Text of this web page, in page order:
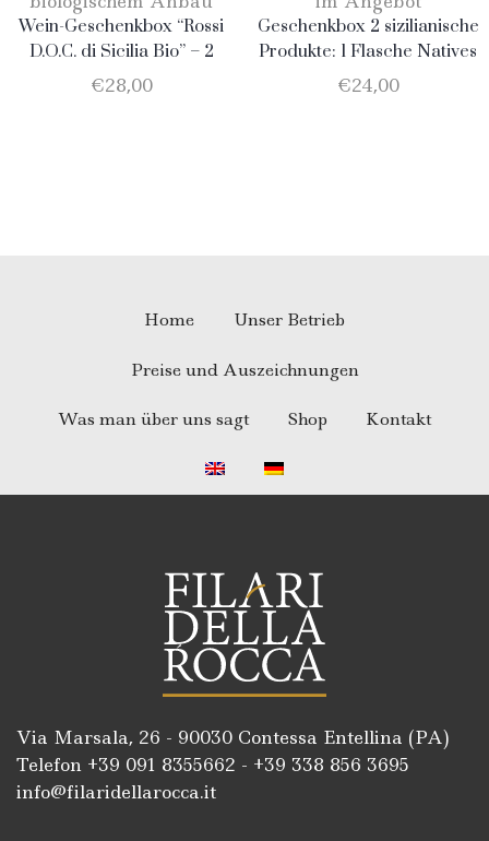
Wein-Geschenkbox “Rossi
D.O.C. di Sicilia Bio” – 2
Flaschen: 1 Nero D’Avola + 1
Merlot
€28,00
Geschenkbox 2 sizilianische
Produkte: 1 Flasche Natives
Olivenöl Extra Vergine
750ml + 1 Flasche
€24,00
Home Unser Betrieb
Preise und Auszeichnungen
Was man über uns sagt Shop Kontakt
Via Marsala, 26 - 90030 Contessa Entellina (PA)
Telefon +39 091 8355662 - +39 338 856 3695
info@filaridellarocca.it